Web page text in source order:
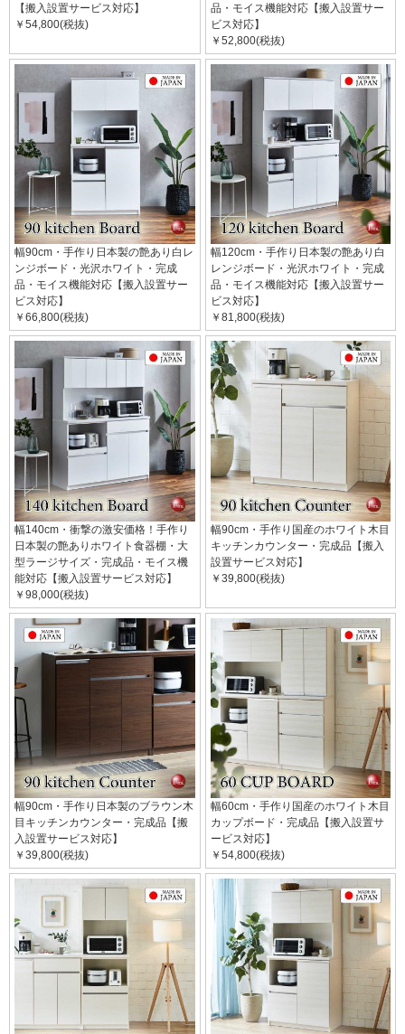
【搬入設置サービス対応】
￥54,800(税抜)
品・モイス機能対応【搬入設置サー
ビス対応】
￥52,800(税抜)
幅90cm・手作り日本製の艶あり白レ
ンジボード・光沢ホワイト・完成
品・モイス機能対応【搬入設置サー
ビス対応】
￥66,800(税抜)
幅120cm・手作り日本製の艶あり白
レンジボード・光沢ホワイト・完成
品・モイス機能対応【搬入設置サー
ビス対応】
￥81,800(税抜)
幅140cm・衝撃の激安価格！手作り
日本製の艶ありホワイト食器棚・大
型ラージサイズ・完成品・モイス機
能対応【搬入設置サービス対応】
￥98,000(税抜)
幅90cm・手作り国産のホワイト木目
キッチンカウンター・完成品【搬入
設置サービス対応】
￥39,800(税抜)
幅90cm・手作り日本製のブラウン木
目キッチンカウンター・完成品【搬
入設置サービス対応】
￥39,800(税抜)
幅60cm・手作り国産のホワイト木目
カップボード・完成品【搬入設置サ
ービス対応】
￥54,800(税抜)